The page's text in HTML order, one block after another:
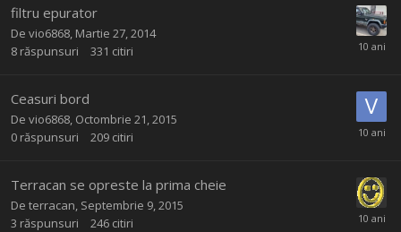
filtru epurator
De vio6868 Martie 27, 2014
8 răspunsuri 331 citiri
Ceasuri bord
De vio6868 Octombrie 21, 2015
0 răspunsuri 209 citiri
Terracan se opreste la prima cheie
De terracan Septembrie 9, 2015
3 răspunsuri 246 citiri